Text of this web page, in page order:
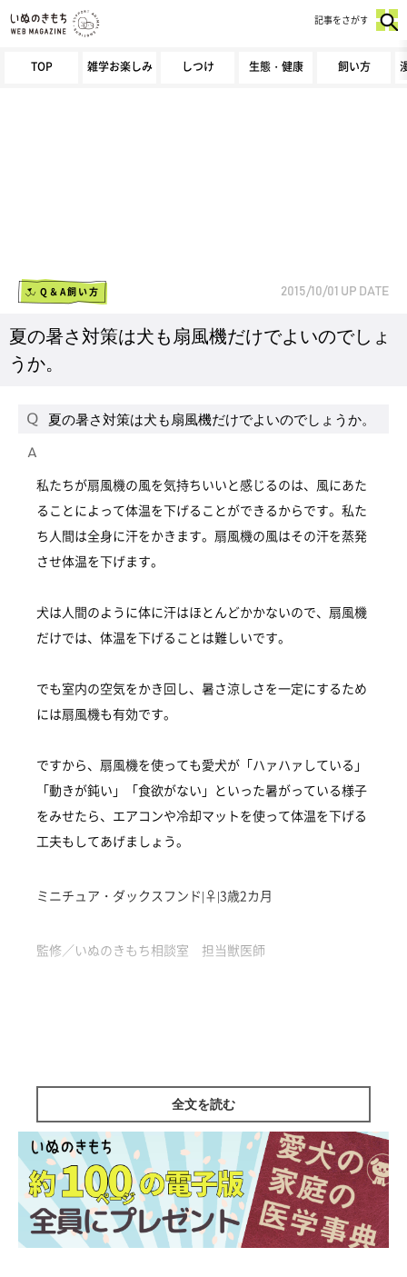
TOP 雑学お楽しみ しつけ 生態・健康 飼い方
記事をさがす
Q＆A飼い方 2015/10/01 UP DATE
夏の暑さ対策は犬も扇風機だけでよいのでしょ
うか。
夏の暑さ対策は犬も扇風機だけでよいのでしょうか。
私たちが扇風機の風を気持ちいいと感じるのは、風にあた
ることによって体温を下げることができるからです。私た
ち人間は全身に汗をかきます。扇風機の風はその汗を蒸発
させ体温を下げます。
犬は人間のように体に汗はほとんどかかないので、扇風機
だけでは、体温を下げることは難しいです。
でも室内の空気をかき回し、暑さ涼しさを一定にするため
には扇風機も有効です。
ですから、扇風機を使っても愛犬が「ハァハァしている」
「動きが鈍い」「食欲がない」といった暑がっている様子
をみせたら、エアコンや冷却マットを使って体温を下げる
工夫もしてあげましょう。
ミニチュア・ダックスフンド|♀|3歳2カ月
監修／いぬのきもち相談室 担当獣医師
全文を読む